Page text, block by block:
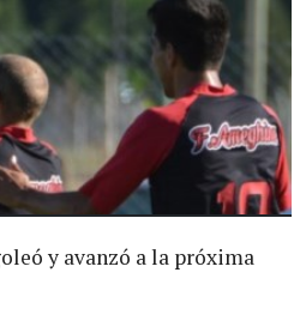
y avanzó a la próxima